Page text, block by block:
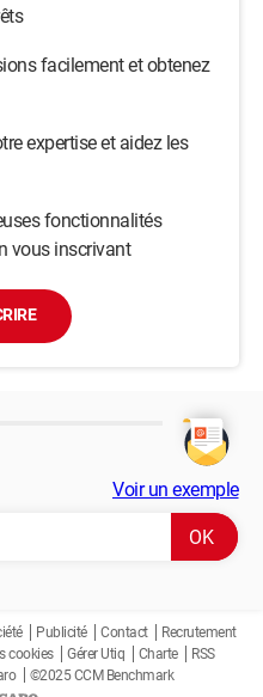
facilement et obtenez
expertise et aidez les
fonctionnalités
vous inscrivant
Voir un exemple
Publicité Contact
Recrutement
cookies Gérer Utiq Charte
RSS
©2025 CCM Benchmark